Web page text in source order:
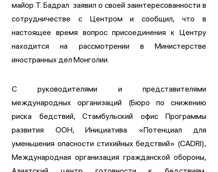
майор Т. Бадрал заявил о своей заинтересованности в
сотрудничестве с Центром и сообщил, что в
настоящее время вопрос присоединения к Центру
находится на рассмотрении в Министерстве
иностранных дел Монголии.
С руководителями и представителями
международных организаций (Бюро по снижению
риска бедствий, Стамбульский офис Программы
развития ООН, Инициатива «Потенциал для
уменьшения опасности стихийных бедствий» (CADRI),
Международная организация гражданской обороны,